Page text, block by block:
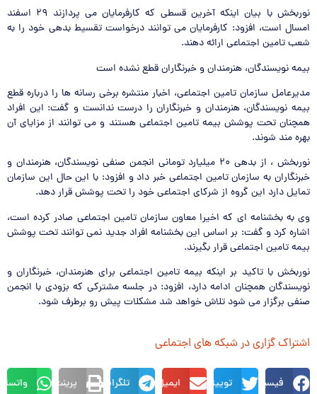
نوربخش با بیان اینکه آخرین قسطی که کارفرمایان می پردازند ۲۹ اسفند
امسال است، افزود: کارفرمایان می توانند درخواست تقسیط بدهی خود را به
شعب تامین اجتماعی ارائه دهند.
بیمه نویسندگان، هنرمندان و خبرنگاران قطع نشده است
مدیرعامل سازمان تامین اجتماعی، اخبار منتشره برخی رسانه ها را درباره قطع
بیمه نویسندگان، هنرمندان و خبرنگاران را درست ندانست و گفت: این افراد
همچنان تحت پوشش بیمه تامین اجتماعی هستند و می توانند از مزایای آن
بهره مند شوند.
نوربخش ، از بدهی ۲۰ میلیارد تومانی انجمن صنفی نویسندگان، هنرمندان و
خبرنگاران به سازمان تامین اجتماعی خبر داد و افزود: با این حال این سازمان
تمایل دارد این گروه از شرکای اجتماعی خود را تحت پوشش قرار دهد.
وی به بخشنامه ای که اخیرا معاون سازمان تامین اجتماعی صادر کرده است،
اشاره کرد و گفت: بر اساس این بخشنامه افراد جدید نمی توانند تحت پوشش
بیمه تامین اجتماعی قرار بگیرند.
نوربخش با تاکید بر اینکه بیمه تامین اجتماعی برای هنرمندان، خبرنگاران و
نویسندگان همچنان ادامه دارد، افزود: در جلسه مشترکی که بزودی با انجمن
صنفی برگزار می شود تلاش خواهد شد مشکلات پیش رو برطرف شود.
اشتراک گزاری در شبکه های اجتماعی
فیسبوک توییتر ایمیل تلگرام پرینت